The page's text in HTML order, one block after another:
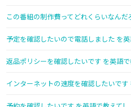
この番組の制作費ってどれくらいなんだ
予定を確認したいので電話しました を
返品ポリシーを確認したいです を英語
インターネットの速度を確認したいです